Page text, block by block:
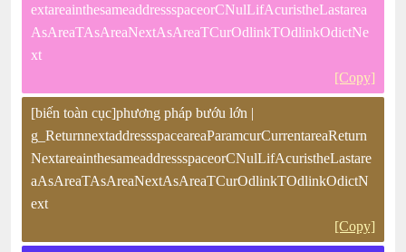
extareainthesameaddressspaceorCNulLifAcuristheLastarea
AsAreaTAsAreaNextAsAreaTCurOdlinkTOdlinkOdictNe
xt
[Copy]
[biến toàn cục]phương pháp bướu lớn |
g_ReturnnextaddressspaceareaParamcurCurrentareaReturn
NextareainthesameaddressspaceorCNulLifAcuristheLastare
aAsAreaTAsAreaNextAsAreaTCurOdlinkTOdlinkOdictN
ext
[Copy]